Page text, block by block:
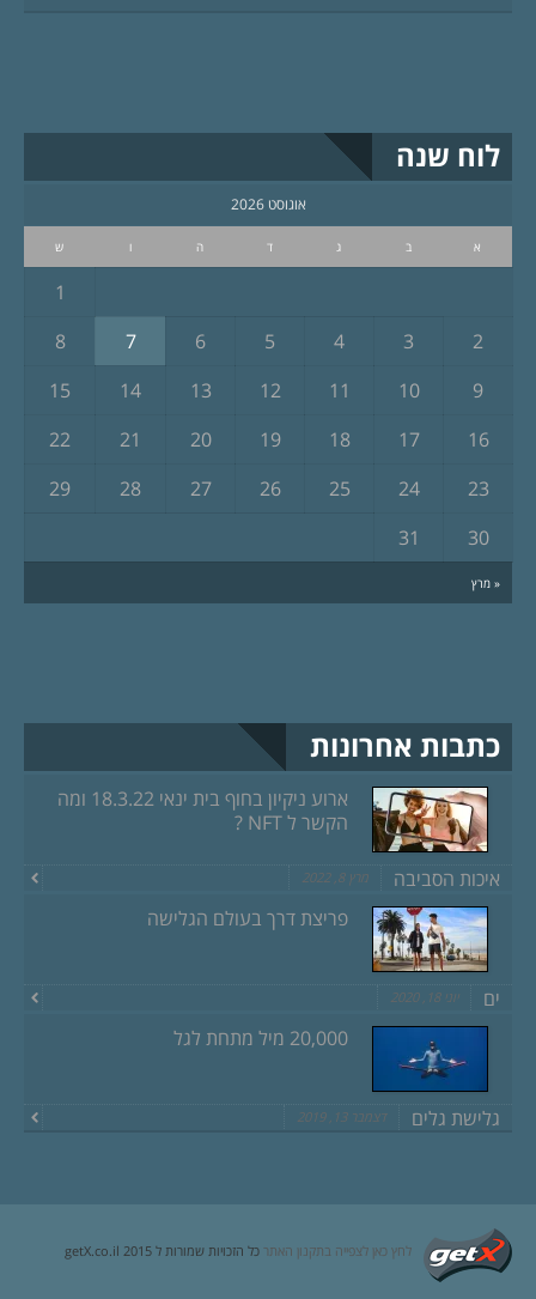
לוח שנה
אוגוסט 2026
א ב ג ד ה ו ש
« מרץ
1
2
3
4
5
6
7
8
9
10
11
12
13
14
15
16
17
18
19
20
21
22
23
24
25
26
27
28
29
30
31
כתבות אחרונות
ארוע ניקיון בחוף בית ינאי 18.3.22 ומה
הקשר ל NFT ?
איכות הסביבה מרץ 8, 2022
פריצת דרך בעולם הגלישה
ים יוני 18, 2020
20,000 מיל מתחת לגל
גלישת גלים דצמבר 13, 2019
לחץ כאן לצפייה בתקנון האתר כל הזכויות שמורות ל getX.co.il 2015